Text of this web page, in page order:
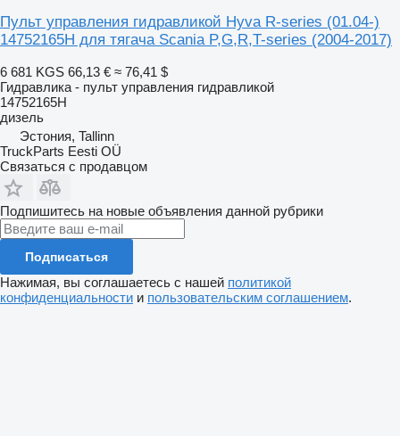
Пульт управления гидравликой Hyva R-series (01.04-)
14752165H для тягача Scania P,G,R,T-series (2004-2017)
6 681 KGS 66,13 € ≈ 76,41 $
Гидравлика - пульт управления гидравликой
14752165H
дизель
Эстония, Tallinn
TruckParts Eesti OÜ
Связаться с продавцом
Подпишитесь на новые объявления данной рубрики
Подписаться
Нажимая, вы соглашаетесь с нашей политикой
конфиденциальности и пользовательским соглашением.